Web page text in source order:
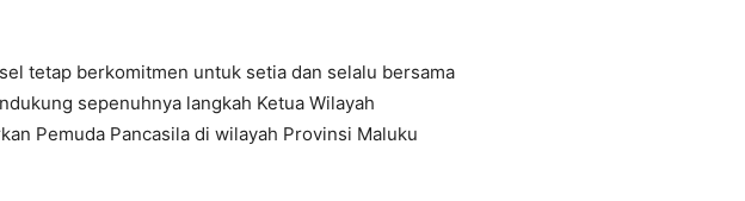
tetap berkomitmen untuk setia dan selalu bersama
sepenuhnya langkah Ketua Wilayah
Pemuda Pancasila di wilayah Provinsi Maluku